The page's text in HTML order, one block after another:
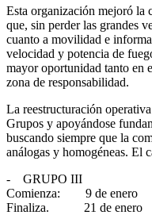
Esta organización mejoró la
que, sin perder las grandes
cuanto a movilidad e
velocidad y potencia de
mayor oportunidad tanto en
zona de responsabilidad.
La reestructuración
Grupos y apoyándose
buscando siempre que la
análogas y homogéneas. El
- GRUPO III
Comienza: 9 de enero
Finaliza. 21 de enero